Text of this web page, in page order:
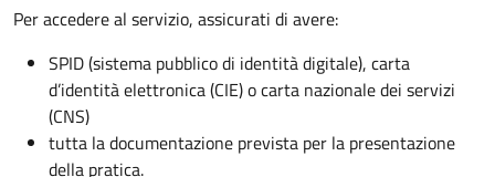
Per accedere al servizio, assicurati di avere:
SPID (sistema pubblico di identità digitale), carta
d’identità elettronica (CIE) o carta nazionale dei servizi
(CNS)
tutta la documentazione prevista per la presentazione
della pratica.